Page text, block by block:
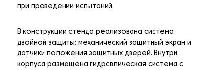
при проведении испытаний.
В конструкции стенда реализована система
двойной защиты: механический защитный экран и
датчики положения защитных дверей. Внутри
корпуса размещена гидравлическая система с